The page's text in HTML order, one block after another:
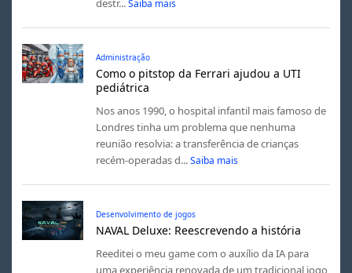
destr... Saiba mais
Administração
Como o pitstop da Ferrari ajudou a UTI
pediátrica
Nos anos 1990, o hospital infantil mais famoso de
Londres tinha um problema que nenhuma
reunião resolvia: a transferência de crianças
recém-operadas d... Saiba mais
Desenvolvimento de jogos
NAVAL Deluxe: Reescrevendo a história
Reeditei o meu game com o auxílio da IA para
uma experiência renovada de um tradicional jogo